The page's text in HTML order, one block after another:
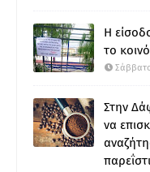
Η
το
Στην
να